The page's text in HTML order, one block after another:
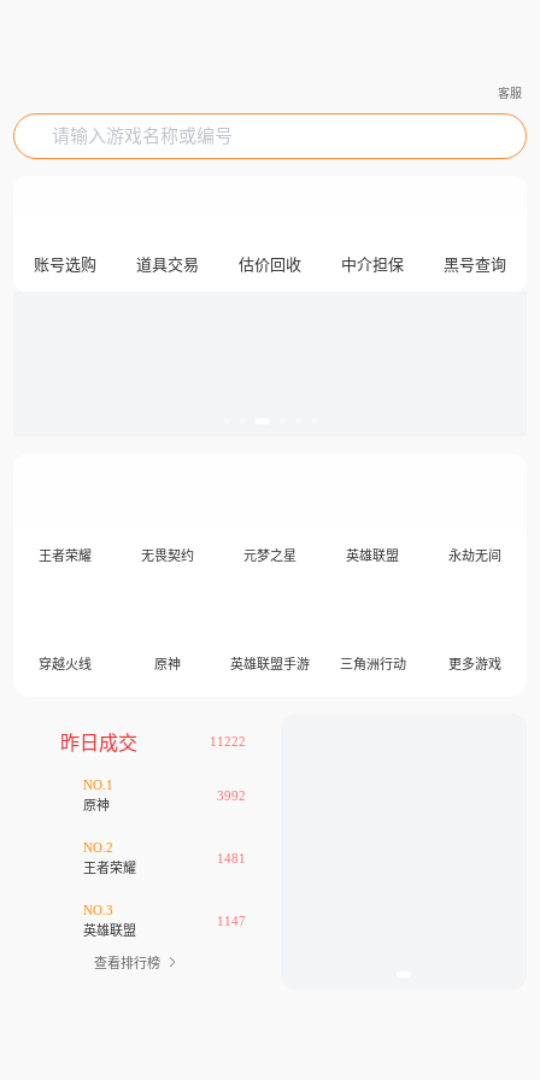
客服
请输入游戏名称或编号
账号选购 道具交易 估价回收 中介担保 黑号查询
王者荣耀 无畏契约 元梦之星 英雄联盟 永劫无间
穿越火线 原神 英雄联盟手游 三角洲行动 更多游戏
昨日成交 11222
NO.1
原神
3992
NO.2
王者荣耀
1481
NO.3
英雄联盟
1147
查看排行榜 